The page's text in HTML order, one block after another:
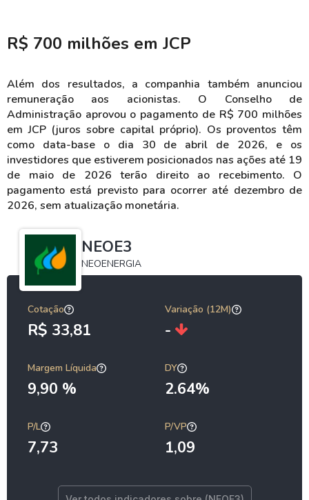
R$ 700 milhões em JCP
Além dos resultados, a companhia também anunciou
remuneração aos acionistas. O Conselho de
Administração aprovou o pagamento de R$ 700 milhões
em JCP (juros sobre capital próprio). Os proventos têm
como data-base o dia 30 de abril de 2026, e os
investidores que estiverem posicionados nas ações até 19
de maio de 2026 terão direito ao recebimento. O
pagamento está previsto para ocorrer até dezembro de
2026, sem atualização monetária.
NEOE3
NEOENERGIA
Cotação
R$ 33,81
Variação (12M)
-
Margem Líquida
9,90 %
DY
2.64%
P/L
7,73
P/VP
1,09